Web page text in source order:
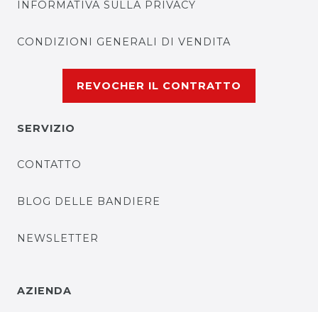
INFORMATIVA SULLA PRIVACY
CONDIZIONI GENERALI DI VENDITA
REVOCHER IL CONTRATTO
SERVIZIO
CONTATTO
BLOG DELLE BANDIERE
NEWSLETTER
AZIENDA